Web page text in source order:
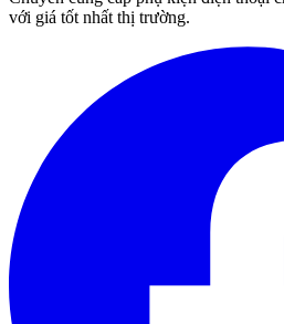
với giá tốt nhất thị trường.